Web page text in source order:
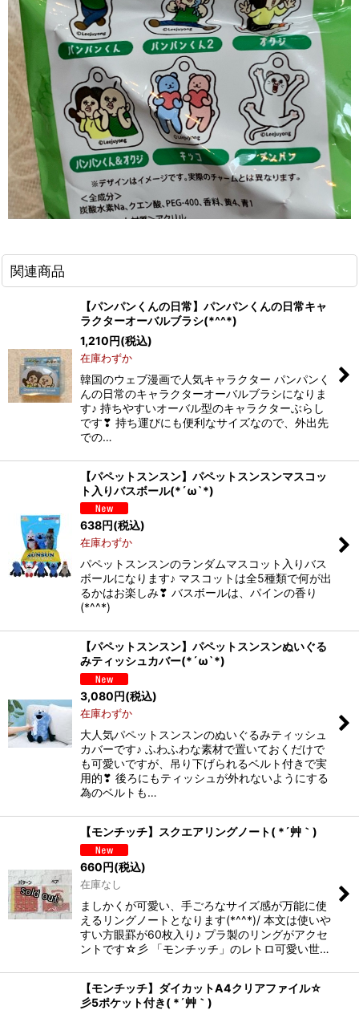
関連商品
【パンパンくんの日常】パンパンくんの日常キャ
ラクターオーバルブラシ(*^^*)
1,210円(税込)
在庫わずか
韓国のウェブ漫画で人気キャラクター パンパンく
んの日常のキャラクターオーバルブラシになりま
す♪ 持ちやすいオーバル型のキャラクターぶらし
です❣ 持ち運びにも便利なサイズなので、外出先
での…
【パペットスンスン】パペットスンスンマスコッ
ト入りバスボール(*´ω`*)
638円(税込)
在庫わずか
パペットスンスンのランダムマスコット入りバス
ボールになります♪ マスコットは全5種類で何が出
るかはお楽しみ❣ バスボールは、パインの香り
(*^^*)
【パペットスンスン】パペットスンスンぬいぐる
みティッシュカバー(*´ω`*)
3,080円(税込)
在庫わずか
大人気パペットスンスンのぬいぐるみティッシュ
カバーです♪ ふわふわな素材で置いておくだけで
も可愛いですが、吊り下げられるベルト付きで実
用的❣ 後ろにもティッシュが外れないようにする
為のベルトも…
【モンチッチ】スクエアリングノート( *´艸｀)
660円(税込)
在庫なし
ましかくが可愛い、手ごろなサイズ感が万能に使
えるリングノートとなります(*^^*)/ 本文は使いや
すい方眼罫が60枚入り♪ プラ製のリングがアクセ
ントです☆彡 「モンチッチ」のレトロ可愛い世…
【モンチッチ】ダイカットA4クリアファイル☆
彡5ポケット付き( *´艸｀)